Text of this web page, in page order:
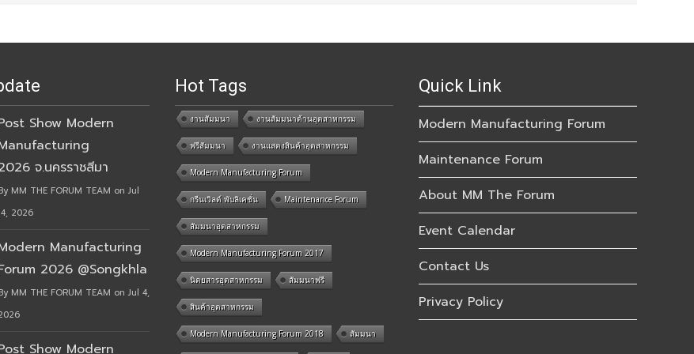
Show Modern
จ.นครราชสีมา
MM THE FORUM TEAM on Jul
2026
Manufacturing
2026 @Songkhla
MM THE FORUM TEAM on Jul 4,
Show Modern
Hot Tags
งานสัมมนา งานสัมมนาด้านอุตสาหกรรม
ฟรีสัมมนา งานแสดงสินค้าอุตสาหกรรม
Modern Manufacturing Forum
กรีนเวิลด์ พับลิเคชั่น Maintenance Forum
สัมมนาอุตสาหกรรม
Modern Manufacturing Forum 2017
นิตยสารอุตสาหกรรม สัมมนาฟรี
สินค้าอุตสาหกรรม
Modern Manufacturing Forum 2018 สัมมนา
Quick Link
Modern Manufacturing Forum
Maintenance Forum
About MM The Forum
Event Calendar
Contact Us
Privacy Policy